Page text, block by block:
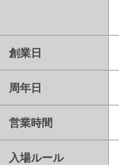
創業日
周年日
営業時間
入場ルール